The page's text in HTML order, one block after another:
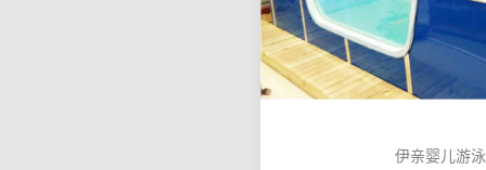
伊亲婴儿游